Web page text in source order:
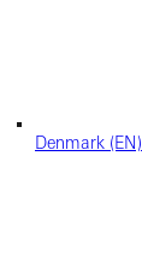
Denmark (EN)